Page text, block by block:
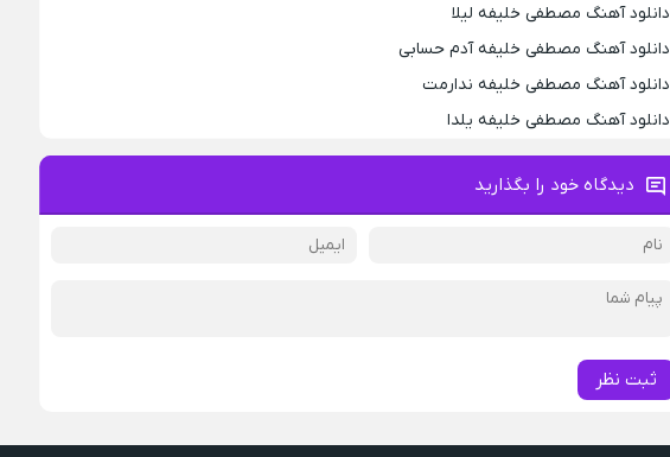
دانلود آهنگ مصطفی خلیفه لیلا
دانلود آهنگ مصطفی خلیفه آدم حسابی
دانلود آهنگ مصطفی خلیفه ندارمت
دانلود آهنگ مصطفی خلیفه یلدا
دیدگاه خود را بگذارید
ثبت نظر